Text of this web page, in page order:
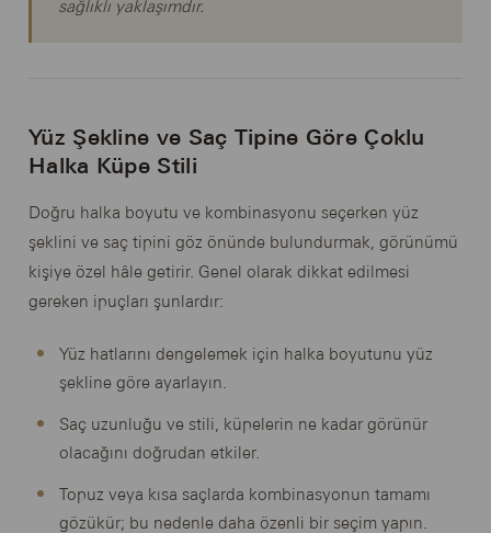
sağlıklı yaklaşımdır.
Yüz Şekline ve Saç Tipine Göre Çoklu
Halka Küpe Stili
Doğru halka boyutu ve kombinasyonu seçerken yüz
şeklini ve saç tipini göz önünde bulundurmak, görünümü
kişiye özel hâle getirir. Genel olarak dikkat edilmesi
gereken ipuçları şunlardır:
Yüz hatlarını dengelemek için halka boyutunu yüz
şekline göre ayarlayın.
Saç uzunluğu ve stili, küpelerin ne kadar görünür
olacağını doğrudan etkiler.
Topuz veya kısa saçlarda kombinasyonun tamamı
gözükür; bu nedenle daha özenli bir seçim yapın.